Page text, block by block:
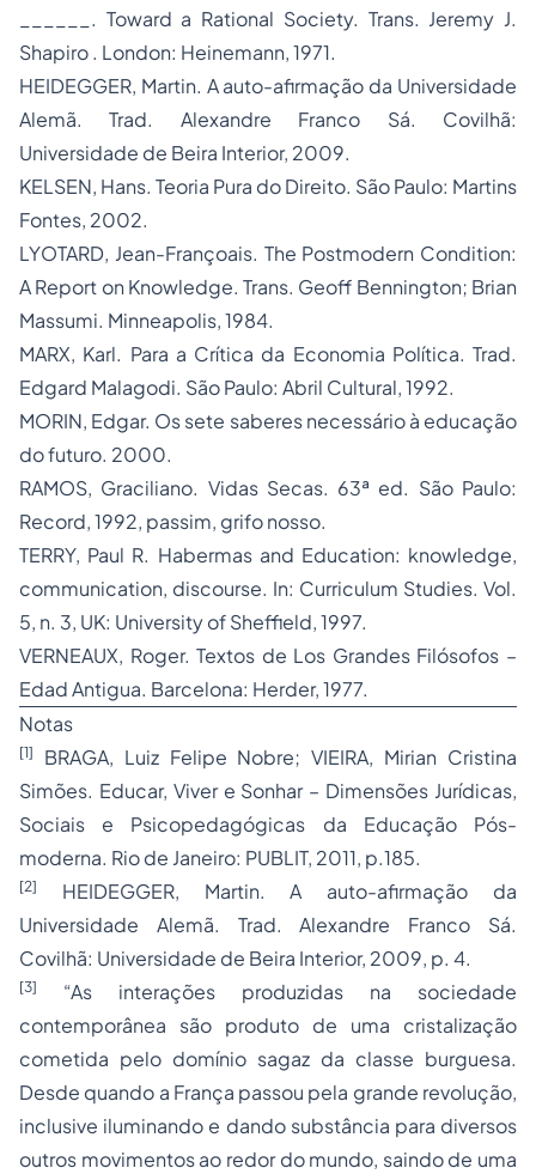
______. Toward a Rational Society. Trans. Jeremy J.
Shapiro . London: Heinemann, 1971.
HEIDEGGER, Martin. A auto-afirmação da Universidade
Alemã. Trad. Alexandre Franco Sá. Covilhã:
Universidade de Beira Interior, 2009.
KELSEN, Hans. Teoria Pura do Direito. São Paulo: Martins
Fontes, 2002.
LYOTARD, Jean-Françoais. The Postmodern Condition:
A Report on Knowledge. Trans. Geoff Bennington; Brian
Massumi. Minneapolis, 1984.
MARX, Karl. Para a Crítica da Economia Política. Trad.
Edgard Malagodi. São Paulo: Abril Cultural, 1992.
MORIN, Edgar. Os sete saberes necessário à educação
do futuro. 2000.
RAMOS, Graciliano. Vidas Secas. 63ª ed. São Paulo:
Record, 1992, passim, grifo nosso.
TERRY, Paul R. Habermas and Education: knowledge,
communication, discourse. In: Curriculum Studies. Vol.
5, n. 3, UK: University of Sheffield, 1997.
VERNEAUX, Roger. Textos de Los Grandes Filósofos –
Edad Antigua. Barcelona: Herder, 1977.
Notas
[1]
BRAGA, Luiz Felipe Nobre; VIEIRA, Mirian Cristina
Simões. Educar, Viver e Sonhar – Dimensões Jurídicas,
Sociais e Psicopedagógicas da Educação Pós-
moderna. Rio de Janeiro: PUBLIT, 2011, p.185.
[2]
HEIDEGGER, Martin. A auto-afirmação da
Universidade Alemã. Trad. Alexandre Franco Sá.
Covilhã: Universidade de Beira Interior, 2009, p. 4.
[3]
“As interações produzidas na sociedade
contemporânea são produto de uma cristalização
cometida pelo domínio sagaz da classe burguesa.
Desde quando a França passou pela grande revolução,
inclusive iluminando e dando substância para diversos
outros movimentos ao redor do mundo, saindo de uma